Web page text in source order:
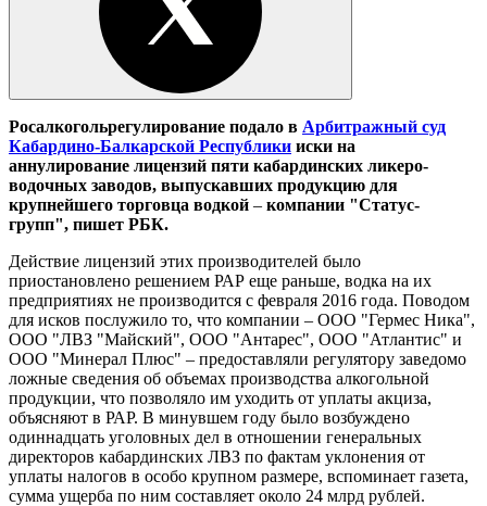
Росалкогольрегулирование подало в Арбитражный суд
Кабардино-Балкарской Республики иски на
аннулирование лицензий пяти кабардинских ликеро-
водочных заводов, выпускавших продукцию для
крупнейшего торговца водкой – компании "Статус-
групп", пишет РБК.
Действие лицензий этих производителей было
приостановлено решением РАР еще раньше, водка на их
предприятиях не производится с февраля 2016 года. Поводом
для исков послужило то, что компании – ООО "Гермес Ника",
ООО "ЛВЗ "Майский", ООО "Антарес", ООО "Атлантис" и
ООО "Минерал Плюс" – предоставляли регулятору заведомо
ложные сведения об объемах производства алкогольной
продукции, что позволяло им уходить от уплаты акциза,
объясняют в РАР. В минувшем году было возбуждено
одиннадцать уголовных дел в отношении генеральных
директоров кабардинских ЛВЗ по фактам уклонения от
уплаты налогов в особо крупном размере, вспоминает газета,
сумма ущерба по ним составляет около 24 млрд рублей.